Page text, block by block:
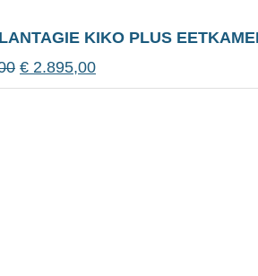
KIKO PLUS
€ 2.895,00